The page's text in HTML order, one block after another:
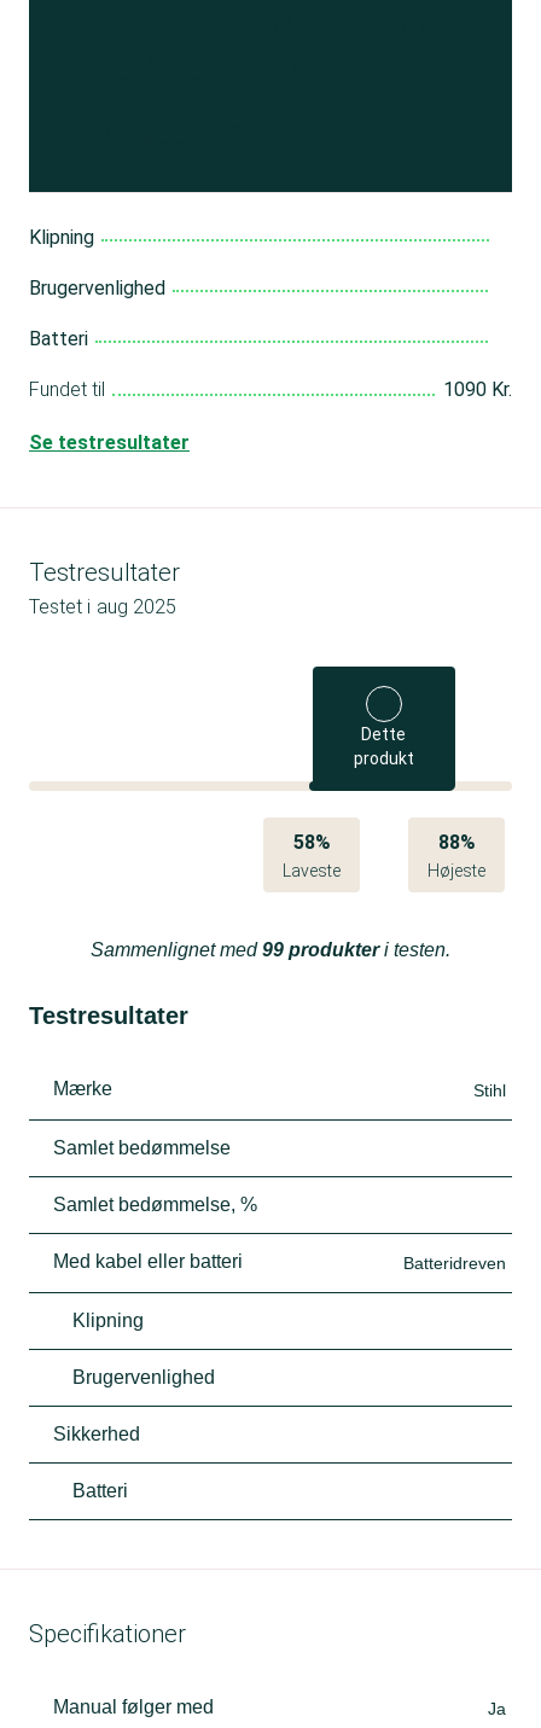
Klipning
Brugervenlighed
Batteri
Fundet til 1090 Kr.
Se testresultater
Testresultater
Testet i aug 2025
Dette
produkt
58%
Laveste
88%
Højeste
Sammenlignet med99 produkteri testen.
Testresultater
Mærke Stihl
Samlet bedømmelse
Samlet bedømmelse, %
Med kabel eller batteri Batteridreven
Klipning
Brugervenlighed
Sikkerhed
Batteri
Specifikationer
Manual følger med Ja